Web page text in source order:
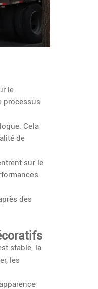
le
processus
Cela
de
sur le
des
stable, la
les